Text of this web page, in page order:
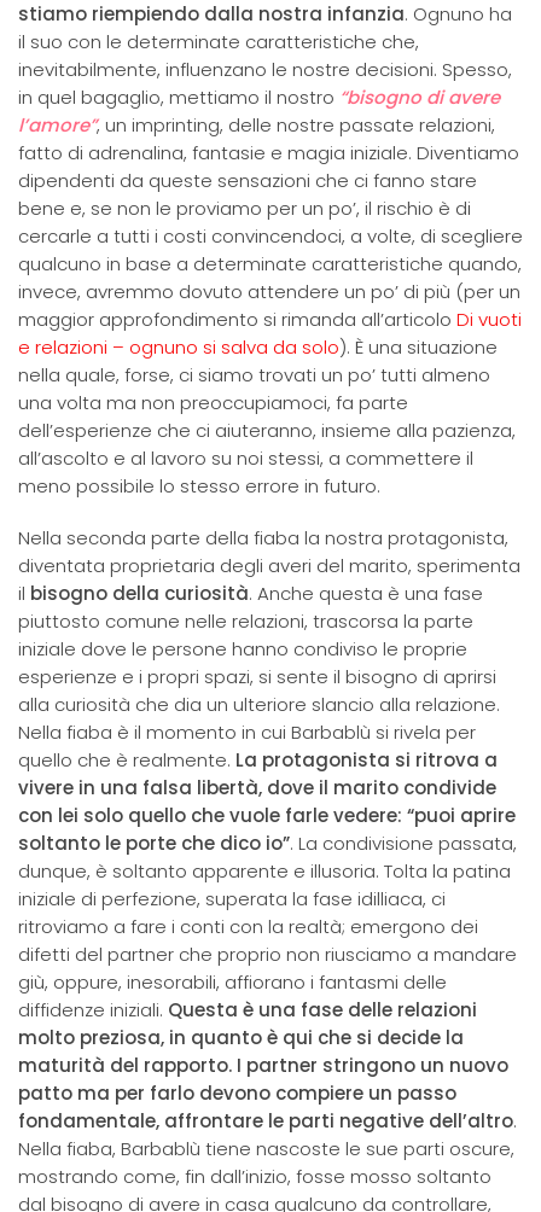
stiamo riempiendo dalla nostra infanzia. Ognuno ha
il suo con le determinate caratteristiche che,
inevitabilmente, influenzano le nostre decisioni. Spesso,
in quel bagaglio, mettiamo il nostro “bisogno di avere
l’amore”, un imprinting, delle nostre passate relazioni,
fatto di adrenalina, fantasie e magia iniziale. Diventiamo
dipendenti da queste sensazioni che ci fanno stare
bene e, se non le proviamo per un po’, il rischio è di
cercarle a tutti i costi convincendoci, a volte, di scegliere
qualcuno in base a determinate caratteristiche quando,
invece, avremmo dovuto attendere un po’ di più (per un
maggior approfondimento si rimanda all’articolo Di vuoti
e relazioni – ognuno si salva da solo). È una situazione
nella quale, forse, ci siamo trovati un po’ tutti almeno
una volta ma non preoccupiamoci, fa parte
dell’esperienze che ci aiuteranno, insieme alla pazienza,
all’ascolto e al lavoro su noi stessi, a commettere il
meno possibile lo stesso errore in futuro.
Nella seconda parte della fiaba la nostra protagonista,
diventata proprietaria degli averi del marito, sperimenta
il bisogno della curiosità. Anche questa è una fase
piuttosto comune nelle relazioni, trascorsa la parte
iniziale dove le persone hanno condiviso le proprie
esperienze e i propri spazi, si sente il bisogno di aprirsi
alla curiosità che dia un ulteriore slancio alla relazione.
Nella fiaba è il momento in cui Barbablù si rivela per
quello che è realmente. La protagonista si ritrova a
vivere in una falsa libertà, dove il marito condivide
con lei solo quello che vuole farle vedere: “puoi aprire
soltanto le porte che dico io”. La condivisione passata,
dunque, è soltanto apparente e illusoria. Tolta la patina
iniziale di perfezione, superata la fase idilliaca, ci
ritroviamo a fare i conti con la realtà; emergono dei
difetti del partner che proprio non riusciamo a mandare
giù, oppure, inesorabili, affiorano i fantasmi delle
diffidenze iniziali. Questa è una fase delle relazioni
molto preziosa, in quanto è qui che si decide la
maturità del rapporto. I partner stringono un nuovo
patto ma per farlo devono compiere un passo
fondamentale, affrontare le parti negative dell’altro.
Nella fiaba, Barbablù tiene nascoste le sue parti oscure,
mostrando come, fin dall’inizio, fosse mosso soltanto
dal bisogno di avere in casa qualcuno da controllare,